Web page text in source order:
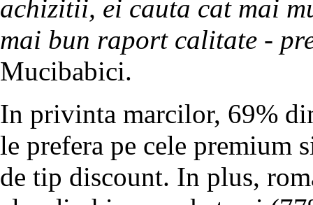
achizitii, ei cauta cat mai
mai bun raport calitate -
Mucibabici.
In privinta marcilor, 69%
le prefera pe cele premium
de tip discount. In plus,